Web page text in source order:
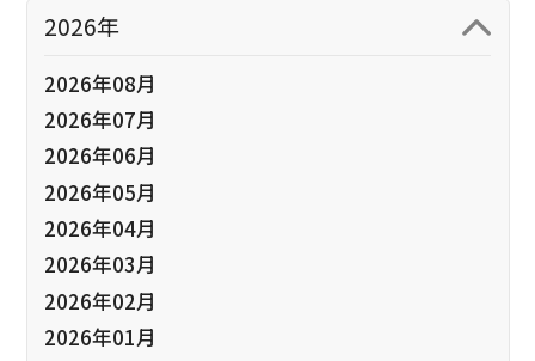
2026年
2026年08月
2026年07月
2026年06月
2026年05月
2026年04月
2026年03月
2026年02月
2026年01月